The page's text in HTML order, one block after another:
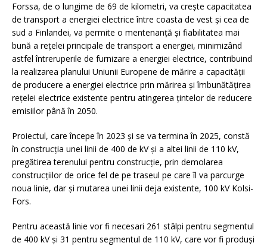
Forssa, de o lungime de 69 de kilometri, va crește capacitatea
de transport a energiei electrice între coasta de vest și cea de
sud a Finlandei, va permite o mentenanță și fiabilitatea mai
bună a rețelei principale de transport a energiei, minimizând
astfel întreruperile de furnizare a energiei electrice, contribuind
la realizarea planului Uniunii Europene de mărire a capacității
de producere a energiei electrice prin mărirea și îmbunătățirea
rețelei electrice existente pentru atingerea țintelor de reducere
emisiilor până în 2050.
Proiectul, care începe în 2023 și se va termina în 2025, constă
în construcția unei linii de 400 de kV și a altei linii de 110 kV,
pregătirea terenului pentru construcție, prin demolarea
construcțiilor de orice fel de pe traseul pe care îl va parcurge
noua linie, dar și mutarea unei linii deja existente, 100 kV Kolsi-
Fors.
Pentru această linie vor fi necesari 261 stâlpi pentru segmentul
de 400 kV și 31 pentru segmentul de 110 kV, care vor fi produși